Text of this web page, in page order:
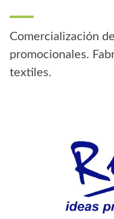
Comercialización
promocionales.
textiles.